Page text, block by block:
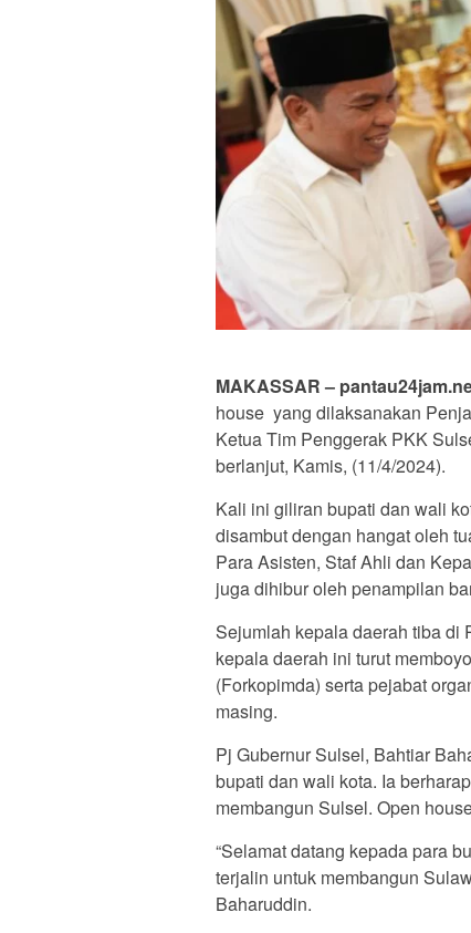
MAKASSAR –
house yang dilaksanakan
Ketua Tim Penggerak PKK
berlanjut, Kamis, (11/4/2024).
Kali ini giliran bupati dan wali
disambut dengan hangat oleh
Para Asisten, Staf Ahli dan
juga dihibur oleh penampilan
Sejumlah kepala daerah tiba di
kepala daerah ini turut
(Forkopimda) serta pejabat
masing.
Pj Gubernur Sulsel, Bahtiar
bupati dan wali kota. Ia
membangun Sulsel. Open
“Selamat datang kepada para
terjalin untuk membangun
Baharuddin.